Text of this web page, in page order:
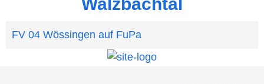
FV 04 Wössingen auf FuPa